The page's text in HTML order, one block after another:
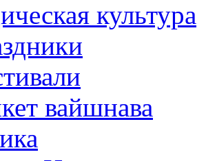
культура
вайшнава